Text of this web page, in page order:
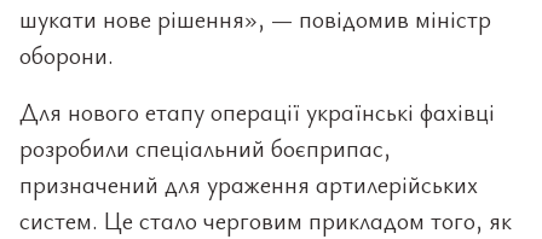
шукати нове рішення», — повідомив міністр
оборони.
Для нового етапу операції українські фахівці
розробили спеціальний боєприпас,
призначений для ураження артилерійських
систем. Це стало черговим прикладом того, як